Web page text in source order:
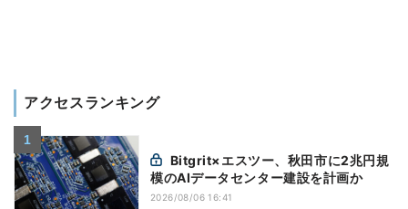
アクセスランキング
模のAIデータセンター建設を計画か
2026/08/06 16:41